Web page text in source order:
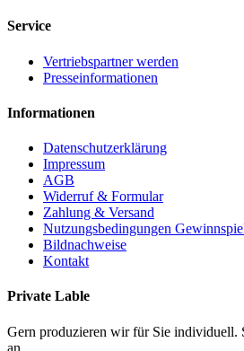
Service
Vertriebspartner werden
Presseinformationen
Informationen
Datenschutzerklärung
Impressum
AGB
Widerruf & Formular
Zahlung & Versand
Nutzungsbedingungen
Bildnachweise
Kontakt
Private Lable
Gern produzieren wir für Sie individuell.
an.